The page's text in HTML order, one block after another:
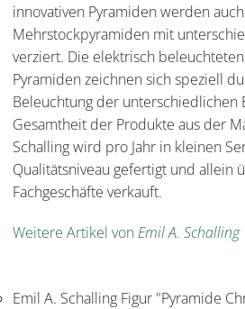
innovativen Pyramiden werden
Mehrstockpyramiden mit
verziert. Die elektrisch
Pyramiden zeichnen sich speziell
Beleuchtung der unterschiedlichen
Gesamtheit der Produkte aus der
Schalling wird pro Jahr in kleinen
Qualitätsniveau gefertigt und allein
Fachgeschäfte verkauft.
Weitere Artikel vonEmil A. Schalling
Emil A. Schalling Figur "Pyramide